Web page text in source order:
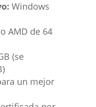
Windows
AMD de 64
(se
un mejor